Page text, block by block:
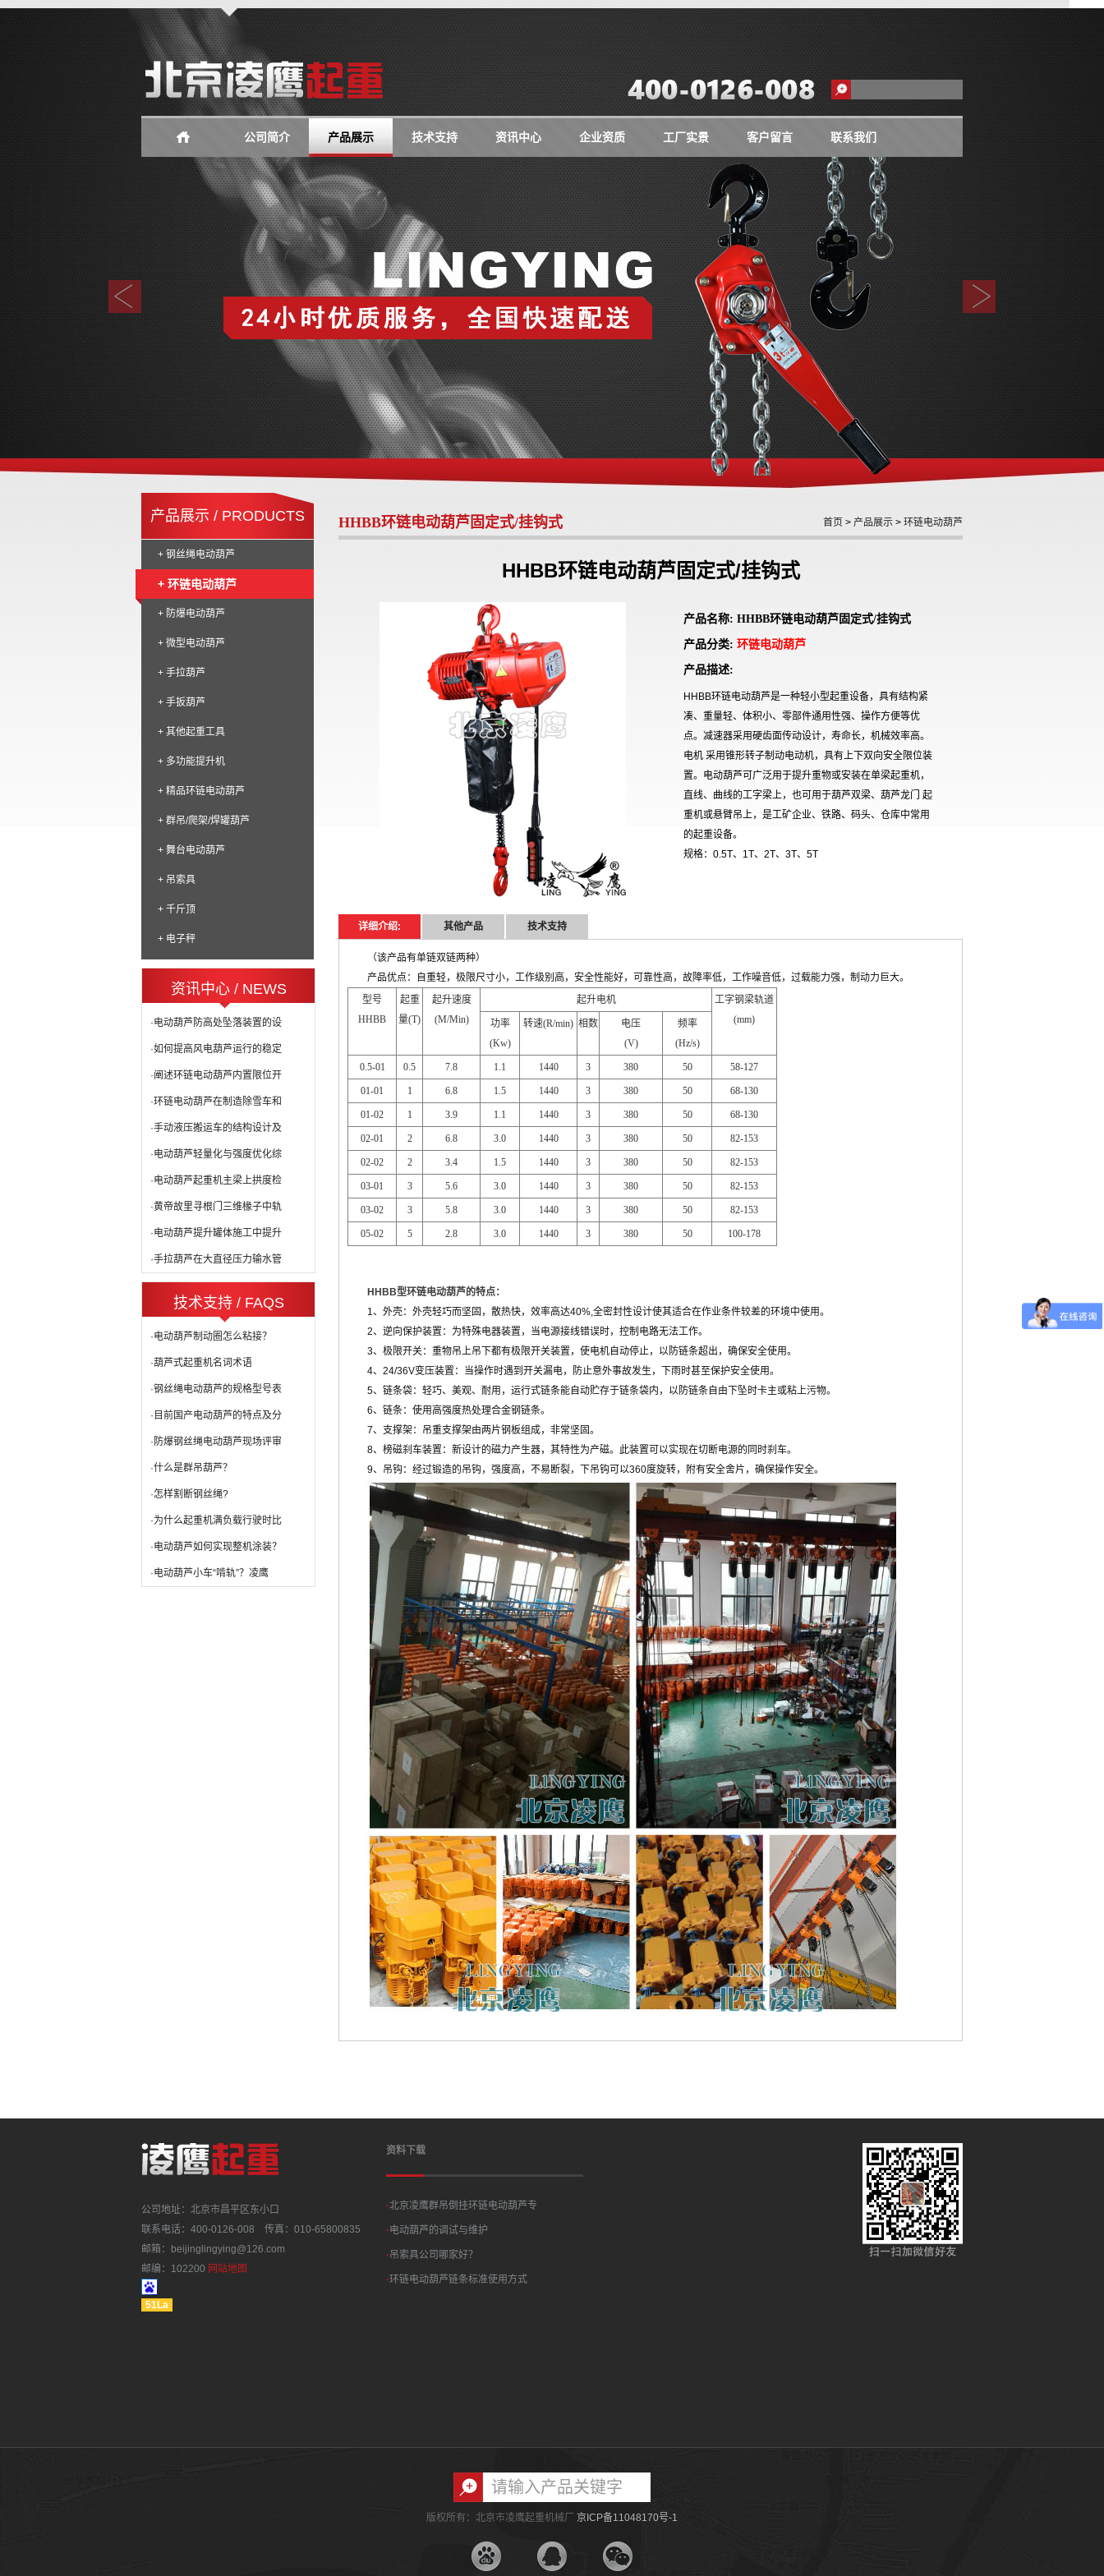
公司简介 产品展示 技术支持 资讯中心 企业资质 工厂实景 客户留言 联系我们
产品展示 / PRODUCTS
+ 钢丝绳电动葫芦
+ 环链电动葫芦
+ 防爆电动葫芦
+ 微型电动葫芦
+ 手拉葫芦
+ 手扳葫芦
+ 其他起重工具
+ 多功能提升机
+ 精品环链电动葫芦
+ 群吊/爬架/焊罐葫芦
+ 舞台电动葫芦
+ 吊索具
+ 千斤顶
+ 电子秤
资讯中心 / NEWS
·电动葫芦防高处坠落装置的设
·如何提高风电葫芦运行的稳定
·阐述环链电动葫芦内置限位开
·环链电动葫芦在制造除雪车和
·手动液压搬运车的结构设计及
·电动葫芦轻量化与强度优化综
·电动葫芦起重机主梁上拱度检
·黄帝故里寻根门三维椽子中轨
·电动葫芦提升罐体施工中提升
·手拉葫芦在大直径压力输水管
技术支持 / FAQS
·电动葫芦制动圈怎么粘接？
·葫芦式起重机名词术语
·钢丝绳电动葫芦的规格型号表
·目前国产电动葫芦的特点及分
·防爆钢丝绳电动葫芦现场评审
·什么是群吊葫芦？
·怎样割断钢丝绳?
·为什么起重机满负载行驶时比
·电动葫芦如何实现整机涂装？
·电动葫芦小车“啃轨”？凌鹰
首页 > 产品展示 > 环链电动葫芦
HHBB环链电动葫芦固定式/挂钩式
HHBB环链电动葫芦固定式/挂钩式
产品名称: HHBB环链电动葫芦固定式/挂钩式
产品分类: 环链电动葫芦
产品描述:
HHBB环链电动葫芦是一种轻小型起重设备，具有结构紧
凑、重量轻、体积小、零部件通用性强、操作方便等优
点。减速器采用硬齿面传动设计，寿命长，机械效率高。
电机 采用锥形转子制动电动机，具有上下双向安全限位装
置。电动葫芦可广泛用于提升重物或安装在单梁起重机，
直线、曲线的工字梁上，也可用于葫芦双梁、葫芦龙门 起
重机或悬臂吊上，是工矿企业、铁路、码头、仓库中常用
的起重设备。
规格：0.5T、1T、2T、3T、5T
详细介绍: 其他产品 技术支持
（该产品有单链双链两种）
产品优点：自重轻，极限尺寸小，工作级别高，安全性能好，可靠性高，故障率低，工作噪音低，过载能力强，制动力巨大。
型号
HHBB
起重
量(T)
起升速度
(M/Min)
起升电机
工字钢梁轨道
(mm)
功率
(Kw)
转速(R/min) 相数
电压
(V)
频率
(Hz/s)
0.5-01 0.5 7.8 1.1 1440 3 380 50 58-127
01-01 1 6.8 1.5 1440 3 380 50 68-130
01-02 1 3.9 1.1 1440 3 380 50 68-130
02-01 2 6.8 3.0 1440 3 380 50 82-153
02-02 2 3.4 1.5 1440 3 380 50 82-153
03-01 3 5.6 3.0 1440 3 380 50 82-153
03-02 3 5.8 3.0 1440 3 380 50 82-153
05-02 5 2.8 3.0 1440 3 380 50 100-178
HHBB型环链电动葫芦的特点：
1、外壳：外壳轻巧而坚固，散热快，效率高达40%,全密封性设计使其适合在作业条件较差的环境中使用。
2、逆向保护装置：为特殊电器装置，当电源接线错误时，控制电路无法工作。
3、极限开关：重物吊上吊下都有极限开关装置，使电机自动停止，以防链条超出，确保安全使用。
4、 24/36V变压装置：当操作时遇到开关漏电，防止意外事故发生，下雨时甚至保护安全使用。
5、链条袋：轻巧、美观、耐用，运行式链条能自动贮存于链条袋内，以防链条自由下坠时卡主或粘上污物。
6、链条：使用高强度热处理合金钢链条。
7、支撑架：吊重支撑架由两片钢板组成，非常坚固。
8、榜磁刹车装置：新设计的磁力产生器，其特性为产磁。此装置可以实现在切断电源的同时刹车。
9、吊钩：经过锻造的吊钩，强度高，不易断裂，下吊钩可以360度旋转，附有安全舍片，确保操作安全。
公司地址：北京市昌平区东小口
联系电话：400-0126-008 传真：010-65800835
邮箱：beijinglingying@126.com
邮编：102200 网站地图
51La
资料下载
·北京凌鹰群吊倒挂环链电动葫芦专
·电动葫芦的调试与维护
·吊索具公司哪家好？
·环链电动葫芦链条标准使用方式
版权所有：北京市凌鹰起重机械厂 京ICP备11048170号-1